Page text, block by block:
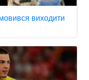
виходити